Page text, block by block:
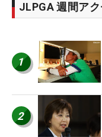
JLPGA 週間ア
1
2